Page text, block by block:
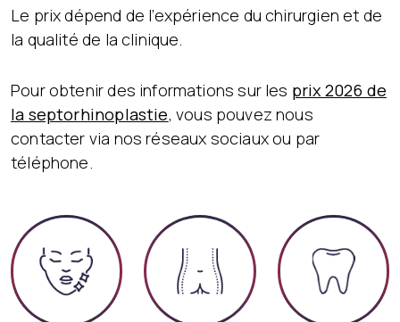
Le prix dépend de l’expérience du chirurgien et de
la qualité de la clinique.
Pour obtenir des informations sur les prix 2026 de
la septorhinoplastie, vous pouvez nous
contacter via nos réseaux sociaux ou par
téléphone.